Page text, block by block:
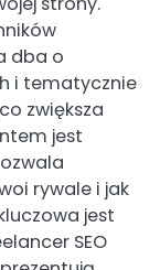
dba o
i tematycznie
zwiększa
jest
rywale i jak
jest
SEO